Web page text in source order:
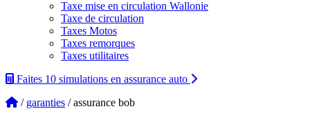
Taxe mise en circulation Wallonie
Taxe de circulation
Taxes Motos
Taxes remorques
Taxes utilitaires
Faites 10 simulations en assurance auto
/ garanties / assurance bob